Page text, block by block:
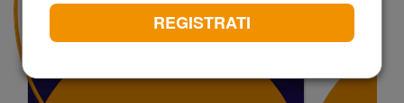
Risultati ricerca per: X
REGISTRATI